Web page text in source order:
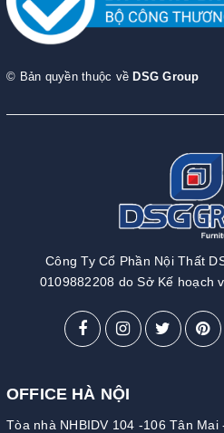
© Bản quyền thuộc về DSG Group
Công Ty Cổ Phần Nội Thất
0109882208 do Sở Kế hoạch
OFFICE HÀ NỘI
Tòa nhà NHBIDV 104 -106 Tân